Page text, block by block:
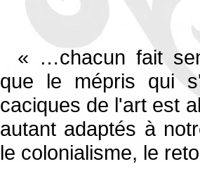
« …chacun fait
que le mépris qui
caciques de l'art est
autant adaptés à
le colonialisme, le